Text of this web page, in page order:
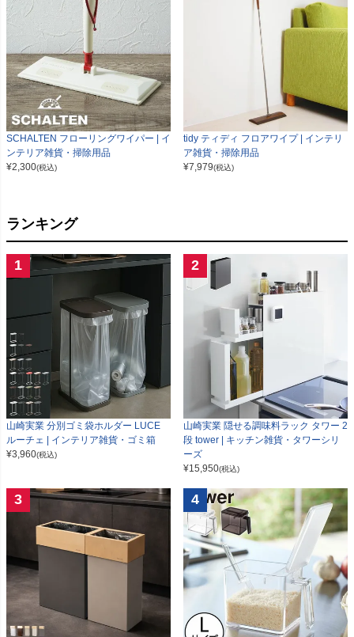
SCHALTEN フローリングワイパー | イ
ンテリア雑貨・掃除用品
¥2,300(税込)
tidy ティディ フロアワイプ | インテリ
ア雑貨・掃除用品
¥7,979(税込)
ランキング
1
山崎実業 分別ゴミ袋ホルダー LUCE
ルーチェ | インテリア雑貨・ゴミ箱
¥3,960(税込)
2
山崎実業 隠せる調味料ラック タワー 2
段 tower | キッチン雑貨・タワーシリ
ーズ
¥15,950(税込)
3 4